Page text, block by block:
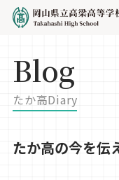
Blog
たか高Diary
たか高の今を伝